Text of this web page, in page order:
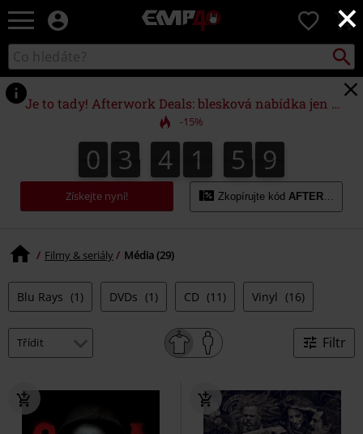
×
EMP
Hudba,
filmy
&
seriály,
Merch
pro
hráče,
Alternativní
móda
0
Katalog
vyhledávání
Je to tady! Afterwork Deals: blesková nabídka jen do půlnoci!
-15%
0
0 3
3 4
4 1
2
1 5
0
5 7
8
7
9
8
Získejte nyní! Zkopírujte kód AFTERWORK
Filmy & seriály Média (29)
Blu Rays (1) DVDs (1) CD (11) Vinyl (16)
Filtr